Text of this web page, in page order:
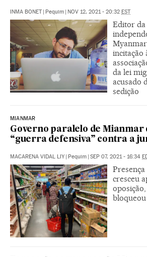
INMA BONET Pequim NOV 12, 2021 - 20:32 EST
Editor
incitação
da lei
acusado
sedição
MIANMAR
Governo paralelo de Mianmar
“guerra defensiva” contra a
MACARENA VIDAL LIY Pequim SEP 07, 2021 - 16:34
cresceu